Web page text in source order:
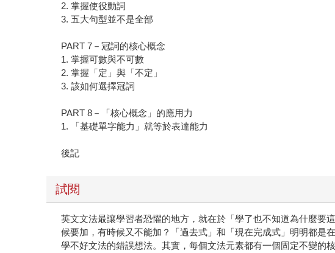
2. 掌握使役動詞
3. 五大句型並不是全部
PART 7－冠詞的核心概念
1. 掌握可數與不可數
2. 掌握「定」與「不定」
3. 該如何選擇冠詞
PART 8－「核心概念」的應用力
1. 「基礎單字能力」就等於表達能力
後記
試閱
英文文法最讓學習者恐懼的地方，就在於「學了也不知道為什麼要
候要加，有時候又不能加？「過去式」和「現在完成式」明明都是
學不好文法的錯誤想法。其實，每個文法元素都有一個固定不變的